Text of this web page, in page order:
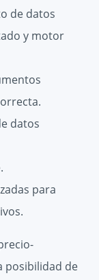
de datos
y motor
datos
para
posibilidad de